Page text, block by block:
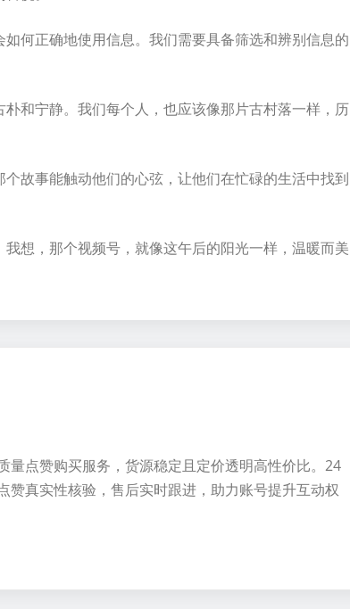
何正确地使用信息。我们需要具备筛选和辨别信息的
和宁静。我们每个人，也应该像那片古村落一样，历
故事能触动他们的心弦，让他们在忙碌的生活中找到
想，那个视频号，就像这午后的阳光一样，温暖而美
量点赞购买服务，货源稳定且定价透明高性价比。24
赞真实性核验，售后实时跟进，助力账号提升互动权